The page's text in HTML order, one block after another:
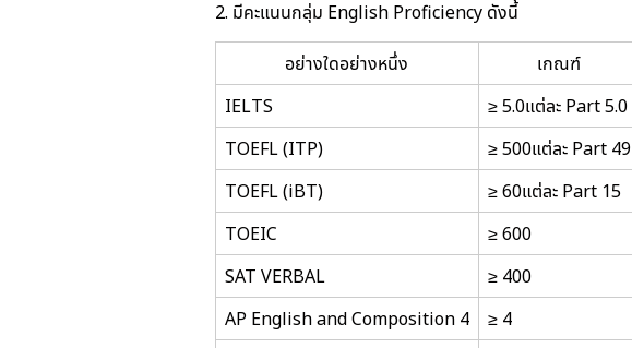
2. มีคะแนนกลุ่ม English Proficiency ดังนี้
อย่างใดอย่างหนึ่ง
เกณฑ์
IELTS
≥ 5.0แต่ละ Part 5.0
TOEFL (ITP)
≥ 500แต่ละ Part 49
TOEFL (iBT)
≥ 60แต่ละ Part 15
TOEIC
≥ 600
SAT VERBAL
≥ 400
AP English and Composition 4
≥ 4